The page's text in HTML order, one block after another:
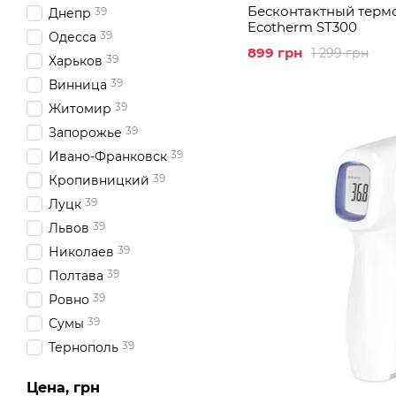
Бесконтактный
Ecotherm ST300
1 299 грн
899 грн
Днепр 39
Одесса 39
Харьков 39
Винница 39
Житомир 39
Запорожье 39
Ивано-Франковск 39
Кропивницкий 39
Луцк 39
Львов 39
Николаев 39
Полтава 39
Ровно 39
Сумы 39
Тернополь 39
Цена, грн